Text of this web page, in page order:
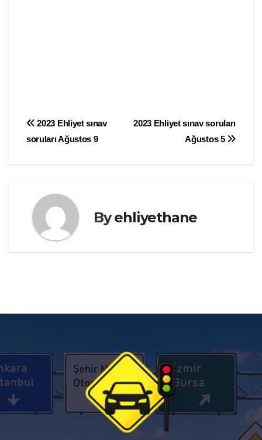
Yazı
gezinmesi
2023 Ehliyet sınav soruları
Ağustos 5
2023 Ehliyet sınav
soruları Ağustos 9
Byehliyethane